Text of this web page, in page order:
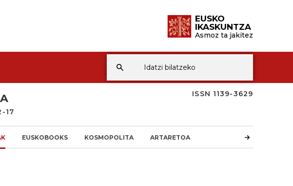
EUSKO
IKASKUNTZA
Asmoz ta jakitez
ISSN 1139-3629
17
EUSKOBOOKS KOSMOPOLITA ARTARETOA